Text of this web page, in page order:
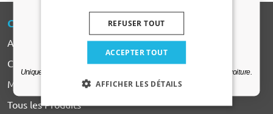
CARPARTS -EXPERT
A propos de CarParts-Expert
Contact
Marques de voiture
Tous les Produits
ACCEPTER TOUT
REFUSER TOUT
AFFICHER LES DÉTAILS
Uniquement des mises à jour et des offres pertinentes pour votre voiture.